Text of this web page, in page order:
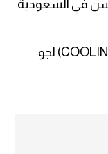
في السعودية
أحدث تقنيات مراتب تبريد (COOLING GEL) لجو